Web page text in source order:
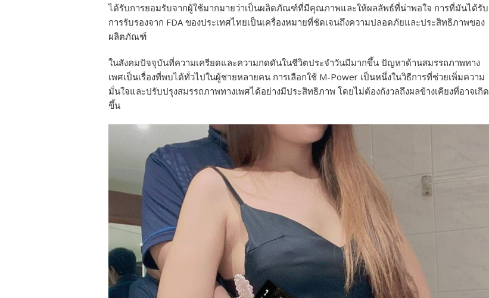
ได้รับการยอมรับจากผู้ใช้มากมายว่าเป็นผลิตภัณฑ์ที่มีคุณภาพและให้ผลลัพธ์ที่น่าพอใจ การที่มันได้รับ
การรับรองจาก FDA ของประเทศไทยเป็นเครื่องหมายที่ชัดเจนถึงความปลอดภัยและประสิทธิภาพของ
ผลิตภัณฑ์
ในสังคมปัจจุบันที่ความเครียดและความกดดันในชีวิตประจำวันมีมากขึ้น ปัญหาด้านสมรรถภาพทาง
เพศเป็นเรื่องที่พบได้ทั่วไปในผู้ชายหลายคน การเลือกใช้ M-Power เป็นหนึ่งในวิธีการที่ช่วยเพิ่มความ
มั่นใจและปรับปรุงสมรรถภาพทางเพศได้อย่างมีประสิทธิภาพ โดยไม่ต้องกังวลถึงผลข้างเคียงที่อาจเกิด
ขึ้น